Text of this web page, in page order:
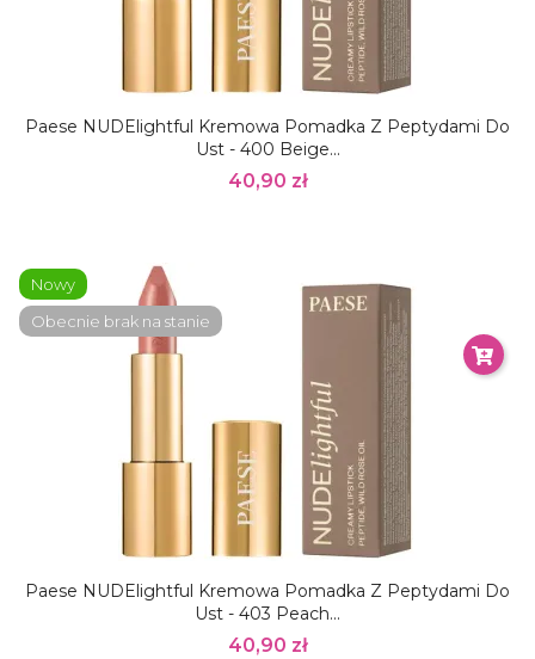
Paese NUDElightful Kremowa Pomadka Z Peptydami Do
Ust - 400 Beige...
40,90 zł
Paese NUDElightful Kremowa Pomadka Z Peptydami Do
Ust - 403 Peach...
40,90 zł
Nowy
Obecnie brak na stanie